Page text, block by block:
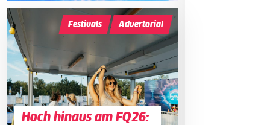
Hoch hinaus am FQ26:
Festivals Advertorial